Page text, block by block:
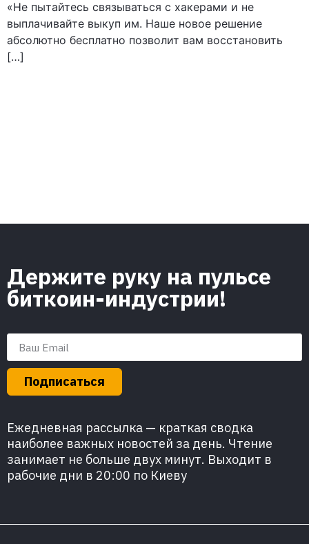
«Не пытайтесь связываться с хакерами и не
выплачивайте выкуп им. Наше новое решение
абсолютно бесплатно позволит вам восстановить
[…]
Держите руку на пульсе
биткоин-индустрии!
Подписаться
Ежедневная рассылка — краткая сводка
наиболее важных новостей за день. Чтение
занимает не больше двух минут. Выходит в
рабочие дни в 20:00 по Киеву